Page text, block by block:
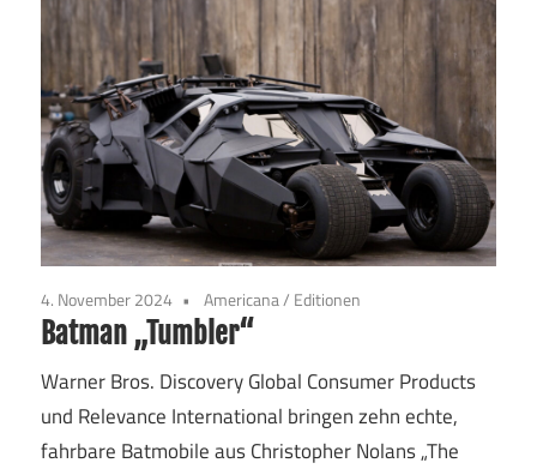
4. November 2024 Americana/ Editionen
Batman „Tumbler“
Warner Bros. Discovery Global Consumer Products
und Relevance International bringen zehn echte,
fahrbare Batmobile aus Christopher Nolans „The